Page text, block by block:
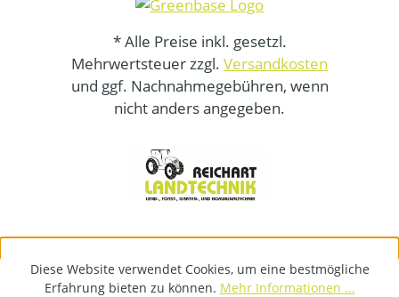
* Alle Preise inkl. gesetzl.
Mehrwertsteuer zzgl. Versandkosten
und ggf. Nachnahmegebühren, wenn
nicht anders angegeben.
Diese Website verwendet Cookies, um eine bestmögliche
Erfahrung bieten zu können. Mehr Informationen ...